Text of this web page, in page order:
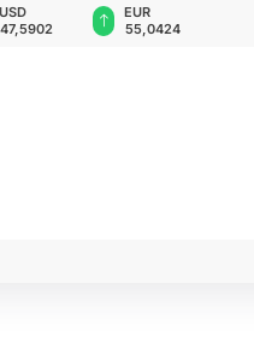
EUR
55,0424
GBP
64,2520